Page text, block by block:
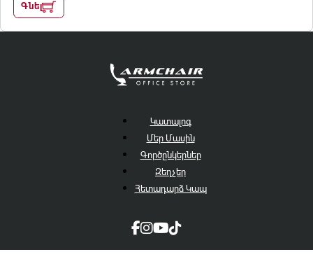
Գնել
Կատալոգ
Մեր Մասին
Գործընկերներ
Զեղչեր
Հետադարձ Կապ